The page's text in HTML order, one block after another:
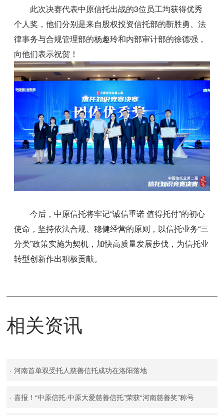
此次决赛代表中原信托出战的3位员工均获得优秀
个人奖，他们分别是来自股权投资信托部的靳胜勇、法
律事务与合规管理部的杨趣玲和内部审计部的徐德强，
向他们表示祝贺！
今后，中原信托将牢记“诚信重诺 值得托付”的初心
使命，坚持依法合规、稳健经营的原则，以信托业务“三
分类”政策实施为契机，加快高质量发展步伐，为信托业
转型创新作出积极贡献。
相关资讯
· 河南首单双受托人慈善信托成功在洛阳落地
· 喜报！“中原信托·中原大爱慈善信托”荣获“河南慈善奖”称号